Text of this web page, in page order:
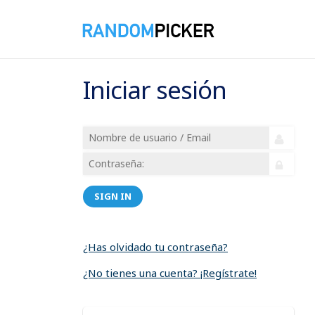
Iniciar sesión
SIGN IN
¿Has olvidado tu contraseña?
¿No tienes una cuenta? ¡Regístrate!